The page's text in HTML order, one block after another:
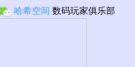
哈希空间 数码玩家俱乐部